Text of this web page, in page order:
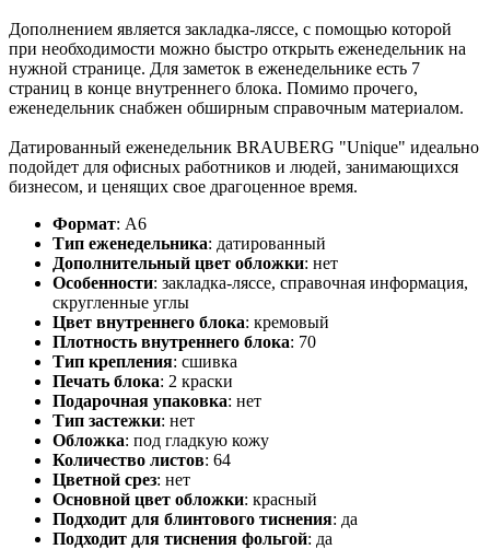
Дополнением является закладка-ляссе, с помощью которой
при необходимости можно быстро открыть еженедельник на
нужной странице. Для заметок в еженедельнике есть 7
страниц в конце внутреннего блока. Помимо прочего,
еженедельник снабжен обширным справочным материалом.
Датированный еженедельник BRAUBERG "Unique" идеально
подойдет для офисных работников и людей, занимающихся
бизнесом, и ценящих свое драгоценное время.
Формат: А6
Тип еженедельника: датированный
Дополнительный цвет обложки: нет
Особенности: закладка-ляссе, справочная информация,
скругленные углы
Цвет внутреннего блока: кремовый
Плотность внутреннего блока: 70
Тип крепления: сшивка
Печать блока: 2 краски
Подарочная упаковка: нет
Тип застежки: нет
Обложка: под гладкую кожу
Количество листов: 64
Цветной срез: нет
Основной цвет обложки: красный
Подходит для блинтового тиснения: да
Подходит для тиснения фольгой: да